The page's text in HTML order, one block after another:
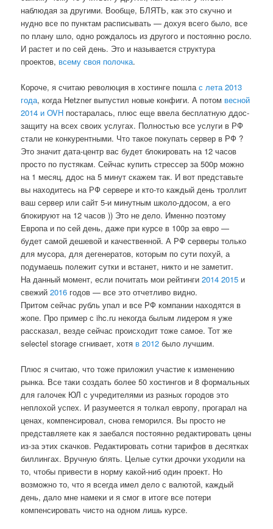
наблюдая за другими. Вообще, БЛЯТЬ, как это скучно и
нудно все по пунктам расписывать — дохуя всего было, все
по плану шло, одно рождалось из другого и постоянно росло.
И растет и по сей день. Это и называется структура
проектов, всему своя полочка.
Короче, я считаю революция в хостинге пошлас лета 2013
года, когда Hetzner выпустил новые конфиги. А потом весной
2014 и OVH постаралась, плюс еще ввела бесплатную ддос-
защиту на всех своих услугах. Полностью все услуги в РФ
стали не конкурентными. Что такое покупать сервер в РФ ?
Это значит дата-центр вас будет блокировать на 12 часов
просто по пустякам. Сейчас купить стрессер за 500р можно
на 1 месяц, ддос на 5 минут скажем так. И вот представьте
вы находитесь на РФ сервере и кто-то каждый день троллит
ваш сервер или сайт 5-и минутным школо-ддосом, а его
блокируют на 12 часов )) Это не дело. Именно поэтому
Европа и по сей день, даже при курсе в 100р за евро —
будет самой дешевой и качественной. А РФ серверы только
для мусора, для дегенератов, которым по сути похуй, а
подумаешь полежит сутки и встанет, никто и не заметит.
На данный момент, если почитать мои рейтинги2014 2015 и
свежий2016 годов — все это отчетливо видно.
Притом сейчас рубль упал и все РФ компании находятся в
жопе. Про пример с ihc.ru некогда былым лидером я уже
рассказал, везде сейчас происходит тоже самое. Тот же
selectel storage сгнивает, хотя в 2012 было лучшим.
Плюс я считаю, что тоже приложил участие к изменению
рынка. Все таки создать более 50 хостингов и 8 формальных
для галочек ЮЛ с учредителями из разных городов это
неплохой успех. И разумеется я толкал европу, прогарал на
ценах, компенсировал, снова геморился. Вы просто не
представляете как я заебался постоянно редактировать цены
из-за этих скачков. Редактировать сотни тарифов в десятках
биллингах. Вручную блять. Целые сутки дрочки уходили на
то, чтобы привести в норму какой-ниб один проект. Но
возможно то, что я всегда имел дело с валютой, каждый
день, дало мне намеки и я смог в итоге все потери
компенсировать чисто на одном лишь курсе.